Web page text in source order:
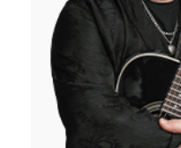
2 декабря 19:00